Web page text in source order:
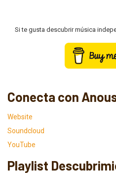
Si te gusta descubrir música
Conecta con
Website
Soundcloud
YouTube
Playlist